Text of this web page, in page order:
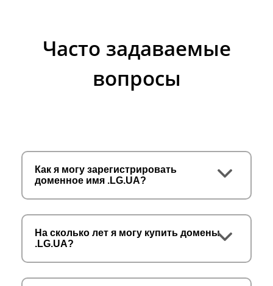
Часто задаваемые
вопросы
Как я могу зарегистрировать
доменное имя .LG.UA?
На сколько лет я могу купить домены
.LG.UA?